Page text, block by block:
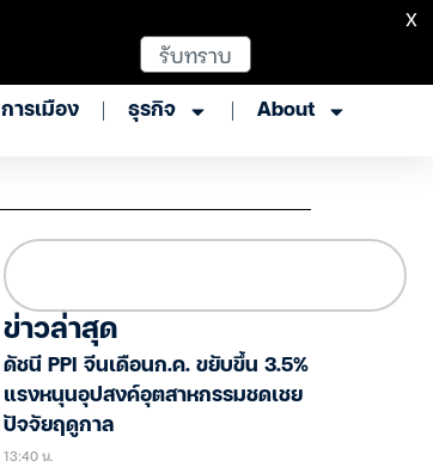
การเมือง ธุรกิจ About
ข่าวล่าสุด
ดัชนี PPI จีนเดือนก.ค. ขยับขึ้น 3.5%
แรงหนุนอุปสงค์อุตสาหกรรมชดเชย
ปัจจัยฤดูกาล
13:40 น.
รับทราบ
X